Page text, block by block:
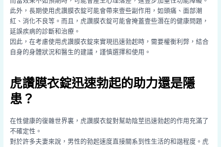
此外，長期使用虎讚膜衣錠可能會帶來壹些副作用，如頭痛、面部潮
紅、消化不良等。而且，虎讚膜衣錠可能會掩蓋壹些潛在的健康問題，
延誤疾病的診斷和治療。
因此，在考慮使用虎讚膜衣錠來實現迅速勃起時，需要權衡利弊，結合
自身的身體狀況和醫生的建議，謹慎選擇和使用。
虎讚膜衣錠迅速勃起的助力還是隱
患？
在性健康的復雜世界裏，虎讚膜衣錠對幫助陰莖迅速勃起的作用充滿了
不確定性。
對於許多夫妻來說，男性的勃起速度直接關系到性生活的和諧程度。虎